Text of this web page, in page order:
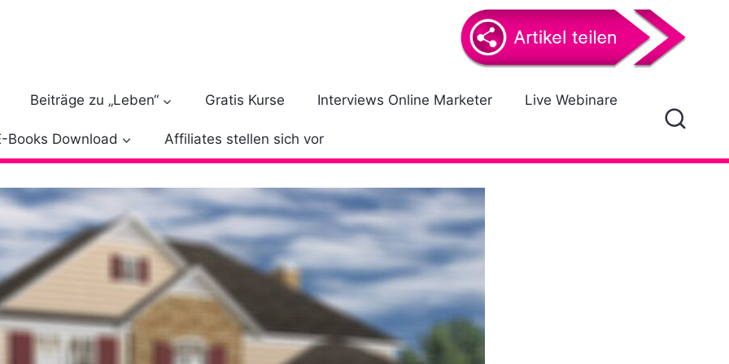
Beiträge zu „Leben“ Gratis Kurse Interviews Online Marketer Live Webinare
Books Download Affiliates stellen sich vor